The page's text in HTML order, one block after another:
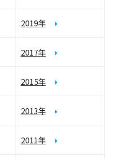
2019年
2017年
2015年
2013年
2011年